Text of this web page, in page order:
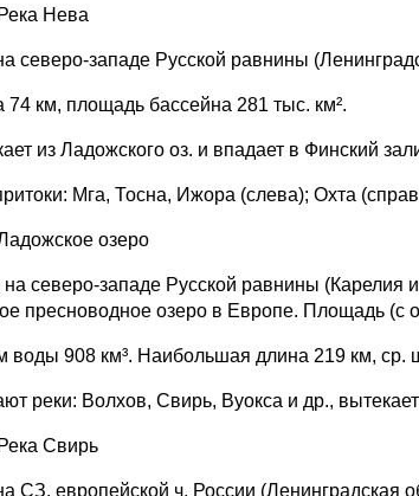
Река Нева
северо-западе Русской равнины
74 км, площадь бассейна 281 тыс. км².
из Ладожского оз. и впадает в Финский
Мга, Тосна, Ижора (слева); Охта
озеро
на северо-западе Русской равнины
пресноводное озеро в Европе. Площадь (с
воды 908 км³. Наибольшая длина 219 км, ср.
реки: Волхов, Свирь, Вуокса и др.,
Река Свирь
СЗ. европейской ч. России (Ленинградская